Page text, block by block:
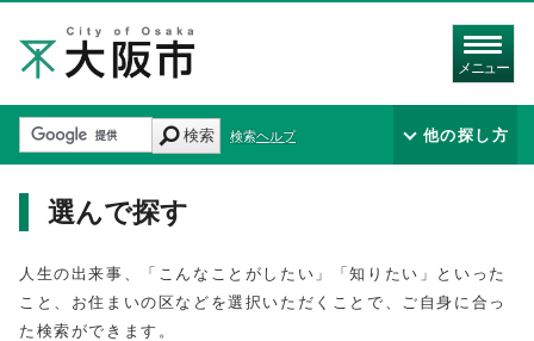
メニュー
検索 検索ヘルプ 他の探し方
選んで探す
人生の出来事、「こんなことがしたい」「知りたい」といった
こと、お住まいの区などを選択いただくことで、ご自身に合っ
た検索ができます。